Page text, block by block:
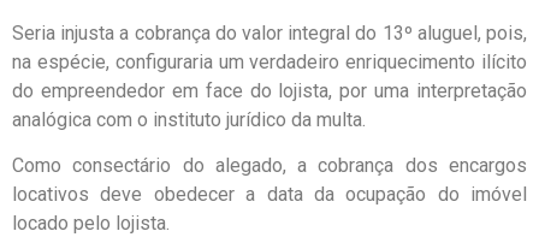
Seria injusta a cobrança do valor integral do 13º aluguel, pois,
na espécie, configuraria um verdadeiro enriquecimento ilícito
do empreendedor em face do lojista, por uma interpretação
analógica com o instituto jurídico da multa.
Como consectário do alegado, a cobrança dos encargos
locativos deve obedecer a data da ocupação do imóvel
locado pelo lojista.